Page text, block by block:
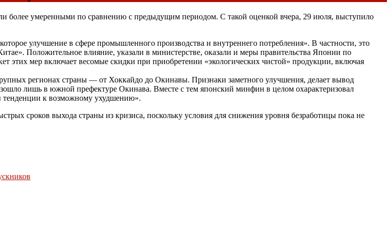
более умеренными по сравнению с предыдущим периодом. С такой оценкой вчера, 29 июля, выступило
улучшение в сфере промышленного производства и внутреннего потребления». В частности, это
Положительное влияние, указали в министерстве, оказали и меры правительства Японии по
этих мер включает весомые скидки при приобретении «экологических чистой» продукции, включая
регионах страны — от Хоккайдо до Окинавы. Признаки заметного улучшения, делает вывод
лишь в южной префектуре Окинава. Вместе с тем японский минфин в целом охарактеризовал
тенденции к возможному ухудшению».
сроков выхода страны из кризиса, поскольку условия для снижения уровня безработицы пока не